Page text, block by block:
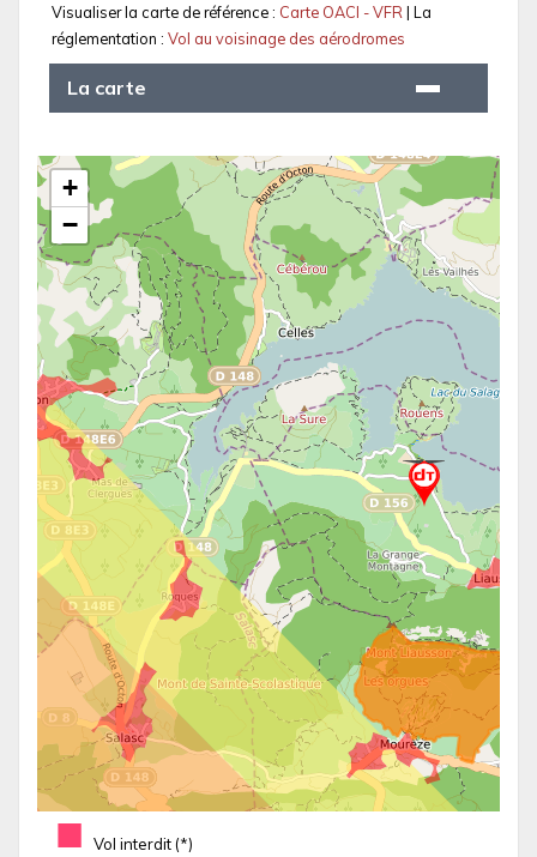
Visualiser la carte de référence : Carte OACI - VFR| La
réglementation : Vol au voisinage des aérodromes
La carte
■ Vol interdit (*)